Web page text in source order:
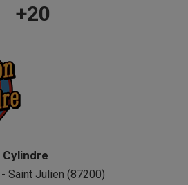
+20
Cylindre
Saint Julien (87200)